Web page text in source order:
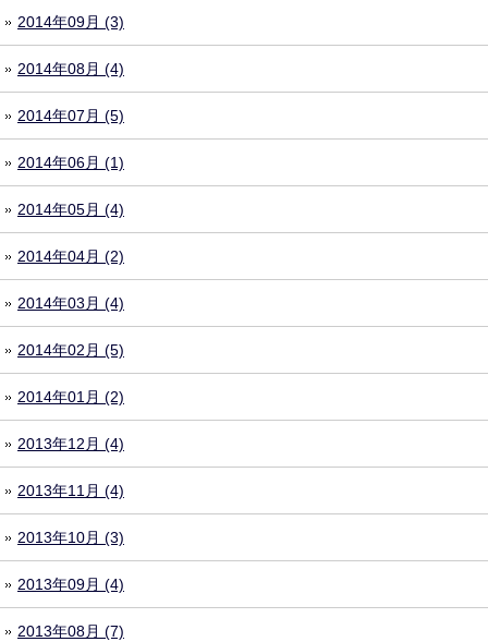
2014年09月 (3)
2014年08月 (4)
2014年07月 (5)
2014年06月 (1)
2014年05月 (4)
2014年04月 (2)
2014年03月 (4)
2014年02月 (5)
2014年01月 (2)
2013年12月 (4)
2013年11月 (4)
2013年10月 (3)
2013年09月 (4)
2013年08月 (7)